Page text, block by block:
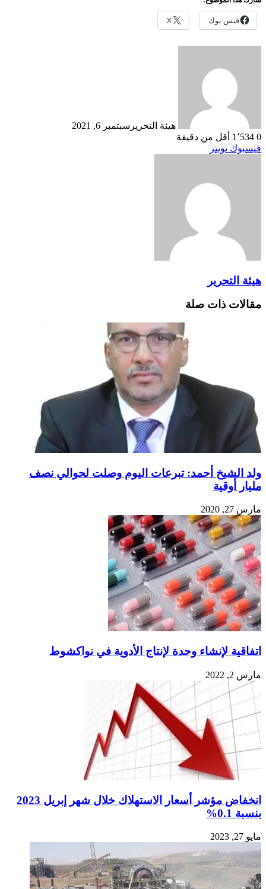
فيس بوك X
هيئة التحرير سبتمبر 6, 2021
0
أقل من دقيقة
فيسبوك تويتر
هيئة التحرير
مقالات ذات صلة
ولد الشيخ أحمد: تبرعات اليوم وصلت لحوالي نصف
مليار أوقية
مارس 27, 2020
اتفاقية لإنشاء وحدة لإنتاج الأدوية في نواكشوط
مارس 2, 2022
انخفاض مؤشر أسعار الاستهلاك خلال شهر إبريل 2023
بنسبة 0.1%
مايو 27, 2023